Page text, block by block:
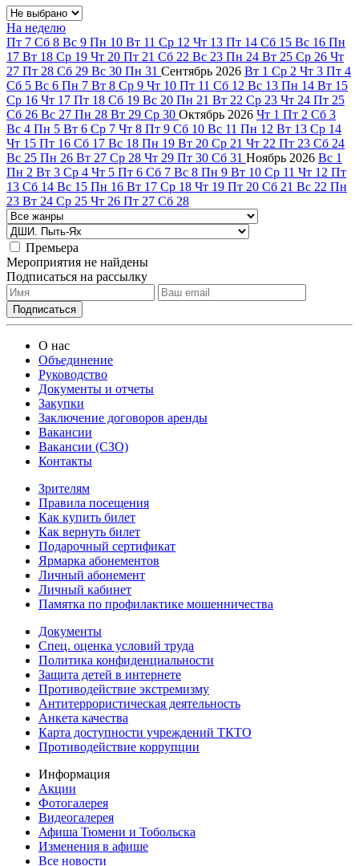
На неделю
Пт 7 Сб 8 Вс 9 Пн 10 Вт 11 Ср 12 Чт 13 Пт 14 Сб 15 Вс 16 Пн
17 Вт 18 Ср 19 Чт 20 Пт 21 Сб 22 Вс 23 Пн 24 Вт 25 Ср 26 Чт
27 Пт 28 Сб 29 Вс 30 Пн 31 Сентябрь 2026 Вт 1 Ср 2 Чт 3 Пт 4
Сб 5 Вс 6 Пн 7 Вт 8 Ср 9 Чт 10 Пт 11 Сб 12 Вс 13 Пн 14 Вт 15
Ср 16 Чт 17 Пт 18 Сб 19 Вс 20 Пн 21 Вт 22 Ср 23 Чт 24 Пт 25
Сб 26 Вс 27 Пн 28 Вт 29 Ср 30 Октябрь 2026 Чт 1 Пт 2 Сб 3
Вс 4 Пн 5 Вт 6 Ср 7 Чт 8 Пт 9 Сб 10 Вс 11 Пн 12 Вт 13 Ср 14
Чт 15 Пт 16 Сб 17 Вс 18 Пн 19 Вт 20 Ср 21 Чт 22 Пт 23 Сб 24
Вс 25 Пн 26 Вт 27 Ср 28 Чт 29 Пт 30 Сб 31 Ноябрь 2026 Вс 1
Пн 2 Вт 3 Ср 4 Чт 5 Пт 6 Сб 7 Вс 8 Пн 9 Вт 10 Ср 11 Чт 12 Пт
13 Сб 14 Вс 15 Пн 16 Вт 17 Ср 18 Чт 19 Пт 20 Сб 21 Вс 22 Пн
23 Вт 24 Ср 25 Чт 26 Пт 27 Сб 28
Премьера
Мероприятия не найдены
Подписаться на рассылку
О нас
Объединение
Руководство
Документы и отчеты
Закупки
Заключение договоров аренды
Вакансии
Вакансии (СЗО)
Контакты
Зрителям
Правила посещения
Как купить билет
Как вернуть билет
Подарочный сертификат
Ярмарка абонементов
Личный абонемент
Личный кабинет
Памятка по профилактике мошенничества
Документы
Спец. оценка условий труда
Политика конфиденциальности
Защита детей в интернете
Противодействие экстремизму
Антитеррористическая деятельность
Анкета качества
Карта доступности учреждений ТКТО
Противодействие коррупции
Информация
Акции
Фотогалерея
Видеогалерея
Афиша Тюмени и Тобольска
Изменения в афише
Все новости